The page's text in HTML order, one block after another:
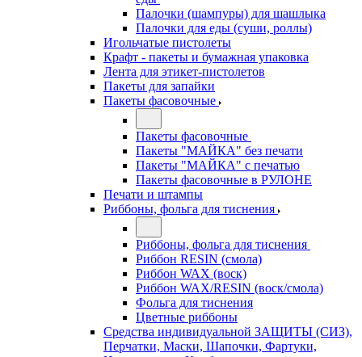
Палочки (шампуры) для шашлыка
Палочки для еды (суши, роллы)
Игольчатые пистолеты
Крафт - пакеты и бумажная упаковка
Лента для этикет-пистолетов
Пакеты для запайки
Пакеты фасовочные
Пакеты фасовочные
Пакеты "МАЙКА" без печати
Пакеты "МАЙКА" с печатью
Пакеты фасовочные в РУЛОНЕ
Печати и штампы
Риббоны, фольга для тиснения
Риббоны, фольга для тиснения
Риббон RESIN (смола)
Риббон WAX (воск)
Риббон WAX/RESIN (воск/смола)
Фольга для тиснения
Цветные риббоны
Средства индивидуальной ЗАЩИТЫ (СИЗ),
Перчатки, Маски, Шапочки, Фартуки,